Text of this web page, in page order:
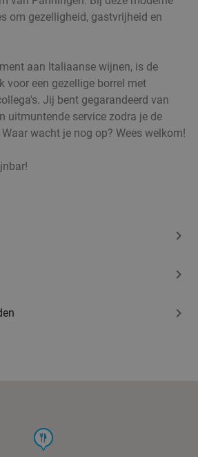
om gezelligheid, gastvrijheid en
aan Italiaanse wijnen, is de
voor een gezellige borrel met
Jij bent gegarandeerd van
uitmuntende service zodra je de
wacht je nog op? Wees welkom!
food